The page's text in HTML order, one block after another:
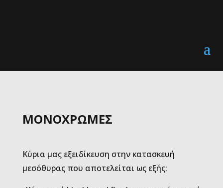
ΜΟΝΟΧΡΩΜΕΣ
Κύρια μας εξειδίκευση στην κατασκευή
μεσόθυρας που αποτελείται ως εξής: